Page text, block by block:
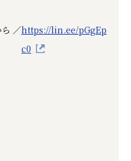
／https://lin.ee/pGgEp
c0